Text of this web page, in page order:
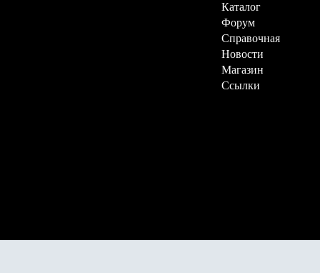
Каталог
Форум
Справочная
Новости
Магазин
Ссылки